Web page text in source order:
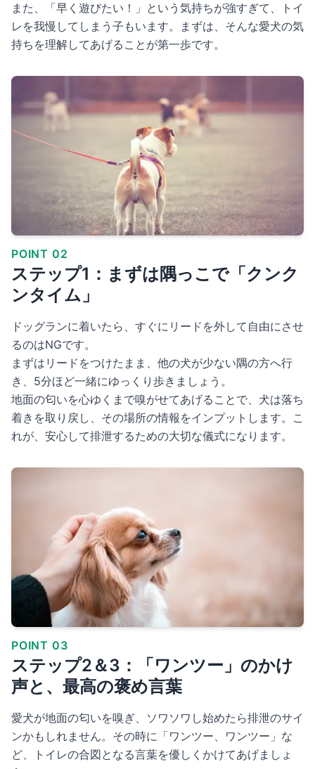
また、「早く遊びたい！」という気持ちが強すぎて、トイ
レを我慢してしまう子もいます。まずは、そんな愛犬の気
持ちを理解してあげることが第一歩です。
POINT 02
ステップ1：まずは隅っこで「クンク
ンタイム」
ドッグランに着いたら、すぐにリードを外して自由にさせ
るのはNGです。
まずはリードをつけたまま、他の犬が少ない隅の方へ行
き、5分ほど一緒にゆっくり歩きましょう。
地面の匂いを心ゆくまで嗅がせてあげることで、犬は落ち
着きを取り戻し、その場所の情報をインプットします。こ
れが、安心して排泄するための大切な儀式になります。
POINT 03
ステップ2＆3：「ワンツー」のかけ
声と、最高の褒め言葉
愛犬が地面の匂いを嗅ぎ、ソワソワし始めたら排泄のサイ
ンかもしれません。その時に「ワンツー、ワンツー」な
ど、トイレの合図となる言葉を優しくかけてあげましょ